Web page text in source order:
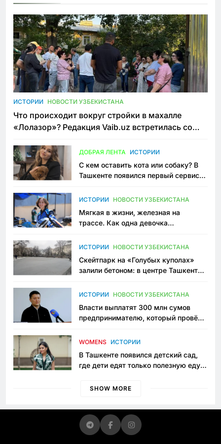
ИСТОРИИ НОВОСТИ УЗБЕКИСТАНА
Что происходит вокруг стройки в махалле
«Лолазор»? Редакция Vaib.uz встретилась со
ДОБРАЯ ЛЕНТА ИСТОРИИ
С кем оставить кота или собаку? В
Ташкенте появился первый сервис
ИСТОРИИ НОВОСТИ УЗБЕКИСТАНА
Мягкая в жизни, железная на
трассе. Как одна девочка
Узбекистане
ИСТОРИИ НОВОСТИ УЗБЕКИСТАНА
Скейтпарк на «Голубых куполах»
залили бетоном: в центре Ташкента
пространство
ИСТОРИИ НОВОСТИ УЗБЕКИСТАНА
Власти выплатят 300 млн сумов
предпринимателю, который провёл
приговору
WOMENS ИСТОРИИ
В Ташкенте появился детский сад,
где дети едят только полезную еду.
просить «кашу без сахара»
SHOW MORE